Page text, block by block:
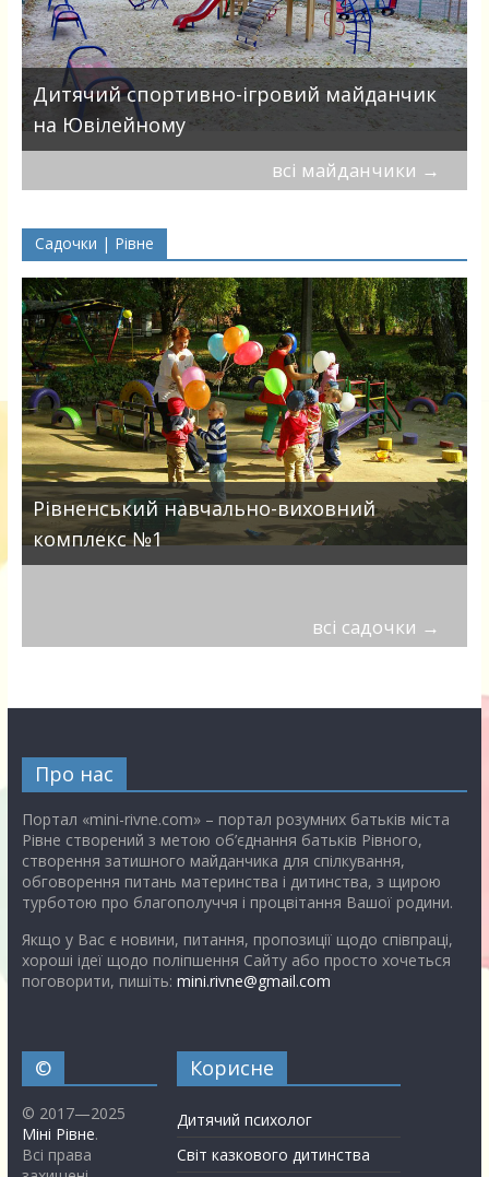
Дитячий спортивно-ігровий майданчик
на Ювілейному
всі майданчики →
Садочки | Рівне
Рівненський навчально-виховний
комплекс №1
всі садочки →
Про нас
Портал «mini-rivne.com» – портал розумних батьків міста
Рівне створений з метою об’єднання батьків Рівного,
створення затишного майданчика для спілкування,
обговорення питань материнства і дитинства, з щирою
турботою про благополуччя і процвітання Вашої родини.
Якщо у Вас є новини, питання, пропозиції щодо співпраці,
хороші ідеї щодо поліпшення Сайту або просто хочеться
поговорити, пишіть: mini.rivne@gmail.com
©
© 2017—2025
Міні Рівне.
Всі права
Корисне
Дитячий психолог
Світ казкового дитинства